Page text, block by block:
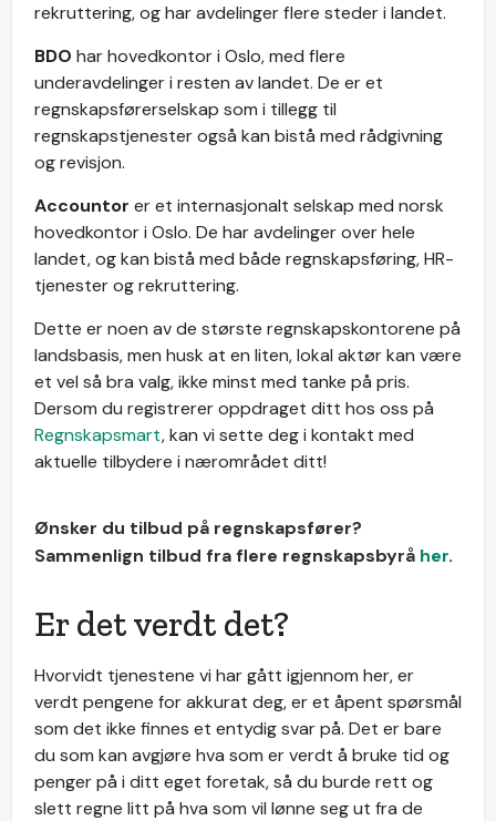
rekruttering, og har avdelinger flere steder i landet.
BDO har hovedkontor i Oslo, med flere
underavdelinger i resten av landet. De er et
regnskapsførerselskap som i tillegg til
regnskapstjenester også kan bistå med rådgivning
og revisjon.
Accountor er et internasjonalt selskap med norsk
hovedkontor i Oslo. De har avdelinger over hele
landet, og kan bistå med både regnskapsføring, HR-
tjenester og rekruttering.
Dette er noen av de største regnskapskontorene på
landsbasis, men husk at en liten, lokal aktør kan være
et vel så bra valg, ikke minst med tanke på pris.
Dersom du registrerer oppdraget ditt hos oss på
Regnskapsmart, kan vi sette deg i kontakt med
aktuelle tilbydere i nærområdet ditt!
Ønsker du tilbud på regnskapsfører?
Sammenlign tilbud fra flere regnskapsbyrå her.
Er det verdt det?
Hvorvidt tjenestene vi har gått igjennom her, er
verdt pengene for akkurat deg, er et åpent spørsmål
som det ikke finnes et entydig svar på. Det er bare
du som kan avgjøre hva som er verdt å bruke tid og
penger på i ditt eget foretak, så du burde rett og
slett regne litt på hva som vil lønne seg ut fra de